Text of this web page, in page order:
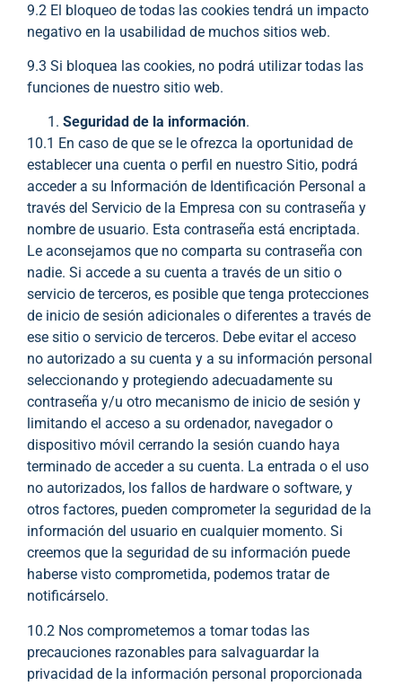
9.2 El bloqueo de todas las cookies tendrá un impacto
negativo en la usabilidad de muchos sitios web.
9.3 Si bloquea las cookies, no podrá utilizar todas las
funciones de nuestro sitio web.
Seguridad de la información.
10.1 En caso de que se le ofrezca la oportunidad de
establecer una cuenta o perfil en nuestro Sitio, podrá
acceder a su Información de Identificación Personal a
través del Servicio de la Empresa con su contraseña y
nombre de usuario. Esta contraseña está encriptada.
Le aconsejamos que no comparta su contraseña con
nadie. Si accede a su cuenta a través de un sitio o
servicio de terceros, es posible que tenga protecciones
de inicio de sesión adicionales o diferentes a través de
ese sitio o servicio de terceros. Debe evitar el acceso
no autorizado a su cuenta y a su información personal
seleccionando y protegiendo adecuadamente su
contraseña y/u otro mecanismo de inicio de sesión y
limitando el acceso a su ordenador, navegador o
dispositivo móvil cerrando la sesión cuando haya
terminado de acceder a su cuenta. La entrada o el uso
no autorizados, los fallos de hardware o software, y
otros factores, pueden comprometer la seguridad de la
información del usuario en cualquier momento. Si
creemos que la seguridad de su información puede
haberse visto comprometida, podemos tratar de
notificárselo.
10.2 Nos comprometemos a tomar todas las
precauciones razonables para salvaguardar la
privacidad de la información personal proporcionada